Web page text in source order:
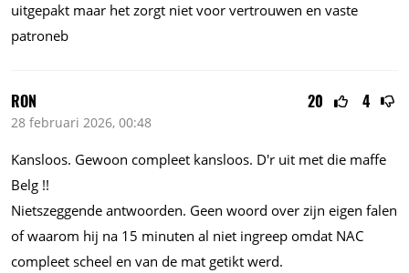
uitgepakt maar het zorgt niet voor vertrouwen en vaste
patroneb
20 4
RON
28 februari 2026, 00:48
Kansloos. Gewoon compleet kansloos. D'r uit met die maffe
Belg !!
Nietszeggende antwoorden. Geen woord over zijn eigen falen
of waarom hij na 15 minuten al niet ingreep omdat NAC
compleet scheel en van de mat getikt werd.